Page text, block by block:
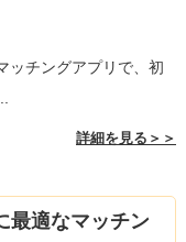
ッチングアプリで、初
詳細を見る＞＞
最適なマッチン